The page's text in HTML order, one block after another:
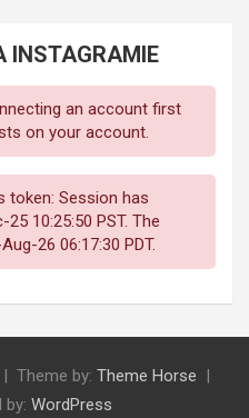
INSTAGRAMIE
an account first
on your account.
token: Session has
10:25:50 PST. The
26 06:17:30 PDT.
Theme by: Theme Horse
by: WordPress